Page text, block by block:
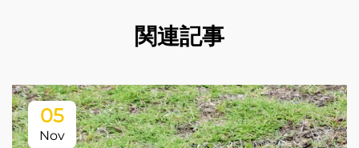
関連記事
05
Nov